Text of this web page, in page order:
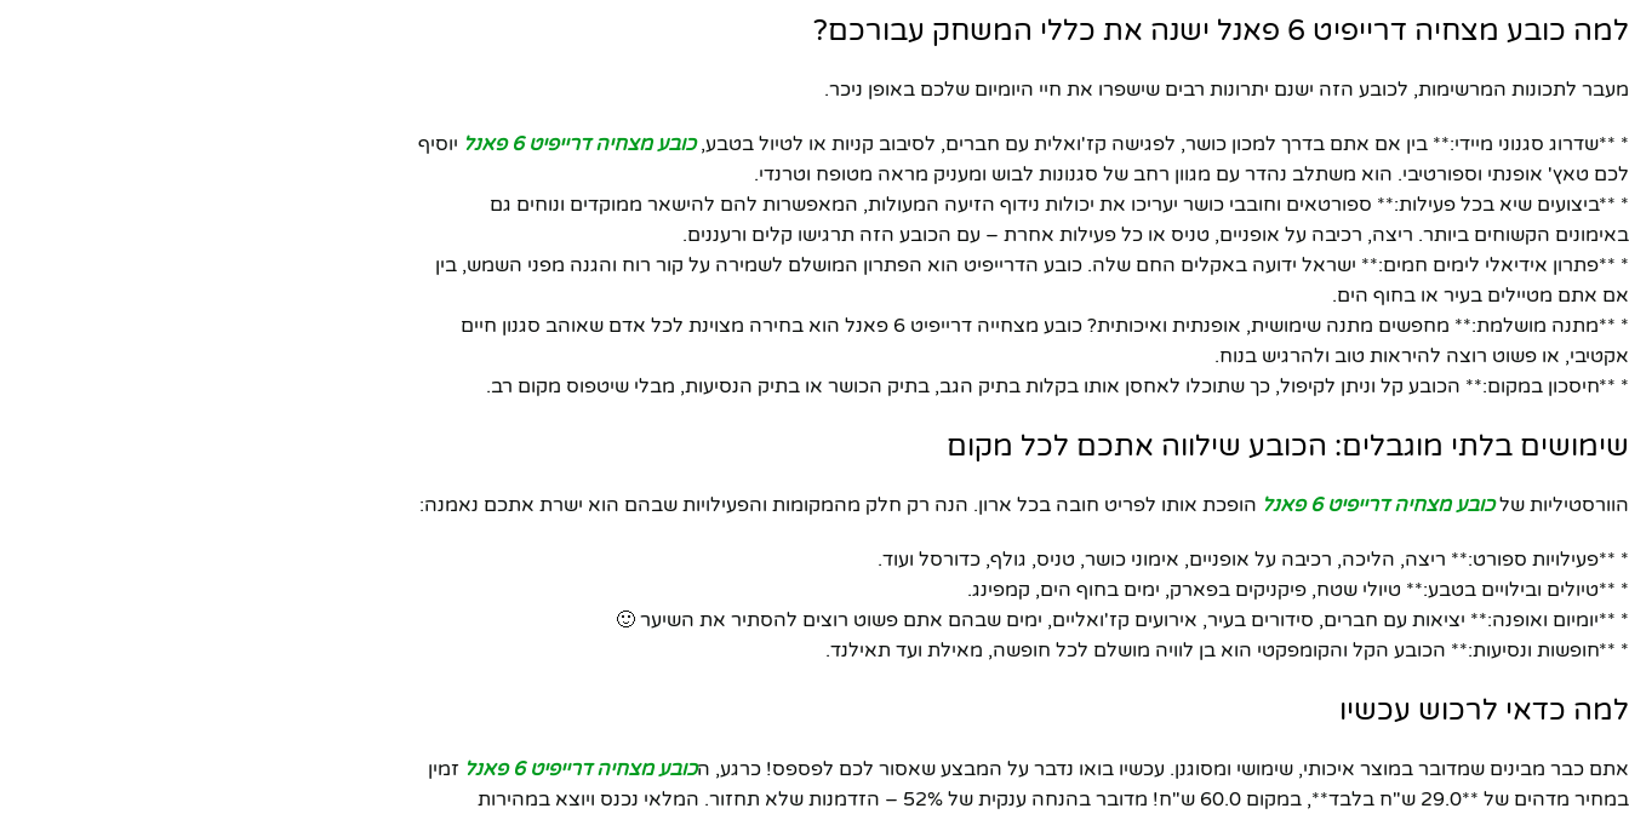
למה כובע מצחיה דרייפיט 6 פאנל ישנה את כללי המשחק עבורכם?
מעבר לתכונות המרשימות, לכובע הזה ישנם יתרונות רבים שישפרו את חיי היומיום שלכם באופן ניכר.
* **שדרוג סגנוני מיידי:** בין אם אתם בדרך למכון כושר, לפגישה קז'ואלית עם חברים, לסיבוב קניות או לטיול בטבע,כובע מצחיה דרייפיט 6 פאנל
יוסיף
לכם טאץ' אופנתי וספורטיבי. הוא משתלב נהדר עם מגוון רחב של סגנונות לבוש ומעניק מראה מטופח וטרנדי.
* **ביצועים שיא בכל פעילות:** ספורטאים וחובבי כושר יעריכו את יכולות נידוף הזיעה המעולות, המאפשרות להם להישאר ממוקדים ונוחים גם
באימונים הקשוחים ביותר. ריצה, רכיבה על אופניים, טניס או כל פעילות אחרת – עם הכובע הזה תרגישו קלים ורעננים.
* **פתרון אידיאלי לימים חמים:** ישראל ידועה באקלים החם שלה. כובע הדרייפיט הוא הפתרון המושלם לשמירה על קור רוח והגנה מפני השמש, בין
אם אתם מטיילים בעיר או בחוף הים.
* **מתנה מושלמת:** מחפשים מתנה שימושית, אופנתית ואיכותית? כובע מצחייה דרייפיט 6 פאנל הוא בחירה מצוינת לכל אדם שאוהב סגנון חיים
אקטיבי, או פשוט רוצה להיראות טוב ולהרגיש בנוח.
* **חיסכון במקום:** הכובע קל וניתן לקיפול, כך שתוכלו לאחסן אותו בקלות בתיק הגב, בתיק הכושר או בתיק הנסיעות, מבלי שיטפוס מקום רב.
שימושים בלתי מוגבלים: הכובע שילווה אתכם לכל מקום
הוורסטיליות שלכובע מצחיה דרייפיט 6 פאנל הופכת אותו לפריט חובה בכל ארון. הנה רק חלק מהמקומות והפעילויות שבהם הוא ישרת אתכם נאמנה:
* **פעילויות ספורט:** ריצה, הליכה, רכיבה על אופניים, אימוני כושר, טניס, גולף, כדורסל ועוד.
* **טיולים ובילויים בטבע:** טיולי שטח, פיקניקים בפארק, ימים בחוף הים, קמפינג.
* **יומיום ואופנה:** יציאות עם חברים, סידורים בעיר, אירועים קז'ואליים, ימים שבהם אתם פשוט רוצים להסתיר את השיער 🙂
* **חופשות ונסיעות:** הכובע הקל והקומפקטי הוא בן לוויה מושלם לכל חופשה, מאילת ועד תאילנד.
למה כדאי לרכוש עכשיו
אתם כבר מבינים שמדובר במוצר איכותי, שימושי ומסוגנן. עכשיו בואו נדבר על המבצע שאסור לכם לפספס! כרגע, הכובע מצחיה דרייפיט 6 פאנל
זמין
במחיר מדהים של **29.0 ש"ח בלבד**, במקום 60.0 ש"ח! מדובר בהנחה ענקית של 52% – הזדמנות שלא תחזור. המלאי נכנס ויוצא במהירות